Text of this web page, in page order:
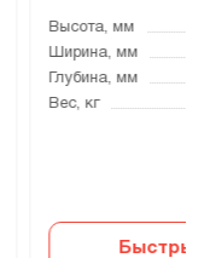
Высота, мм
Ширина, мм
Глубина, мм
Вес, кг
Быстрый